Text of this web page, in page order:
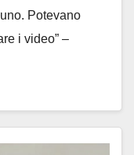
Potevano
i video” –